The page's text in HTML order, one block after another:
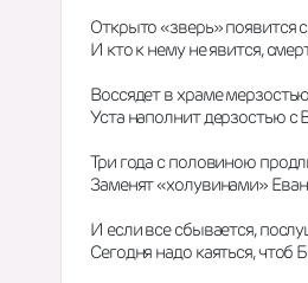
Открыто «зверь» появится
И кто к нему не явится,
Воссядет в храме
Уста наполнит дерзостью
Три года с половиною
Заменят «холувинами»
И если все сбывается,
Сегодня надо каяться, чтоб